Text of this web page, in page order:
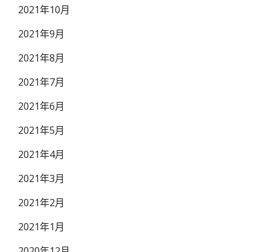
2021年10月
2021年9月
2021年8月
2021年7月
2021年6月
2021年5月
2021年4月
2021年3月
2021年2月
2021年1月